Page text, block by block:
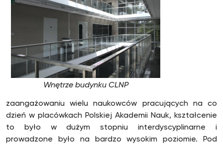
Wnętrze budynku CLNP
zaangażowaniu wielu naukowców pracujących na co
dzień w placówkach Polskiej Akademii Nauk, kształcenie
to było w dużym stopniu interdyscyplinarne i
prowadzone było na bardzo wysokim poziomie. Pod